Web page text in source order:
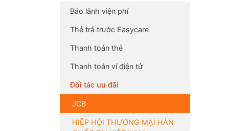
Bảo lãnh viện phí
Thẻ trả trước Easycare
Thanh toán thẻ
Thanh toán ví điện tử
Đối tác ưu đãi
JCB
HIỆP HỘI THƯƠNG MẠI HÀN